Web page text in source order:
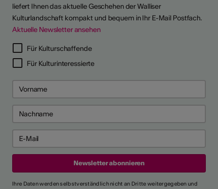
liefert Ihnen das aktuelle Geschehen der Walliser
Kulturlandschaft kompakt und bequem in Ihr E-Mail Postfach.
Aktuelle Newsletter ansehen
Für Kulturschaffende
Für Kulturinteressierte
Ihre Daten werden selbstverständlich nicht an Dritte weitergegeben und